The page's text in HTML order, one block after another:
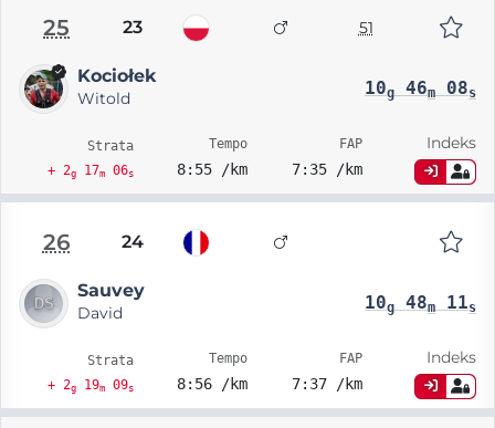
25 23 51
Kociołek
Witold 10g46m08s
Strata
+ 2g17m06s
Tempo
8:55 /km
FAP
7:35 /km
Indeks
26 24
Sauvey
David 10g48m11s
Strata
+ 2g19m09s
Tempo
8:56 /km
FAP
7:37 /km
Indeks